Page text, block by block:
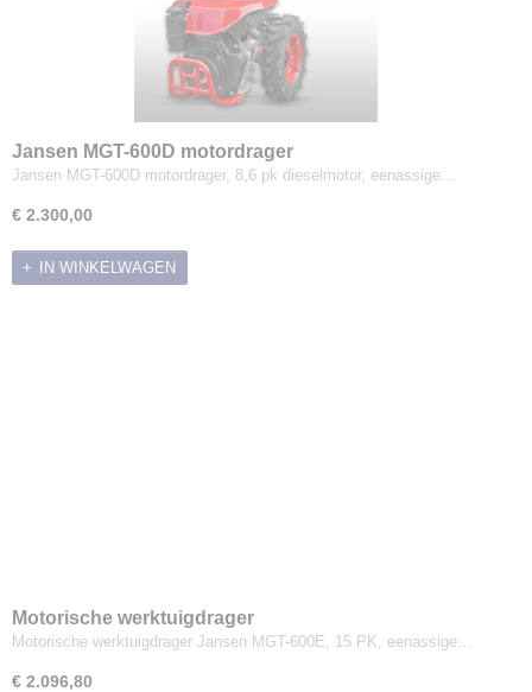
Smeermiddelen en Reinigers
Speelgoed en Merchandise
Sportveldbelijning
Stihl servicekits
Trilplaten & Stampers
Jansen MGT-600D motordrager
Jansen MGT-600D motordrager, 8,6 pk dieselmotor, eenassige…
€ 2.300,00
IN WINKELWAGEN
Motorische werktuigdrager
Motorische werktuigdrager Jansen MGT-600E, 15 PK, eenassige…
€ 2.096,80